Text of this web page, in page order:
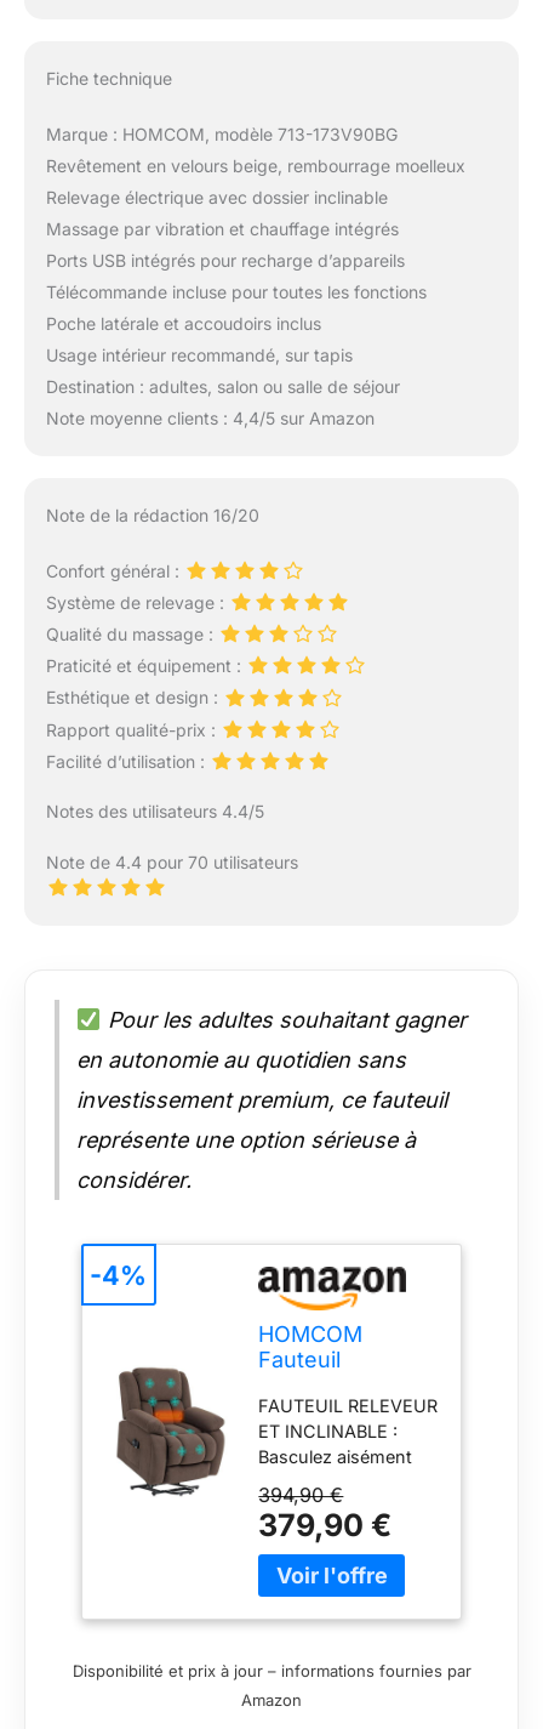
Fiche technique
Marque : HOMCOM, modèle 713-173V90BG
Revêtement en velours beige, rembourrage moelleux
Relevage électrique avec dossier inclinable
Massage par vibration et chauffage intégrés
Ports USB intégrés pour recharge d’appareils
Télécommande incluse pour toutes les fonctions
Poche latérale et accoudoirs inclus
Usage intérieur recommandé, sur tapis
Destination : adultes, salon ou salle de séjour
Note moyenne clients : 4,4/5 sur Amazon
Note de la rédaction 16/20
Confort général :
Système de relevage :
Qualité du massage :
Praticité et équipement :
Esthétique et design :
Rapport qualité-prix :
Facilité d’utilisation :
Notes des utilisateurs 4.4/5
Note de 4.4 pour 70 utilisateurs
Pour les adultes souhaitant gagner
en autonomie au quotidien sans
investissement premium, ce fauteuil
représente une option sérieuse à
considérer.
HOMCOM
Fauteuil
Électrique
Chauffage
Massage Relax
Marron
FAUTEUIL RELEVEUR
ET INCLINABLE :
Basculez aisément
presque debout
grâce à la fonction de
levage de ce fauteuil
releveur électrique.
télécommande, avec
chargement du
394,90 €
379,90 €
-4%
Disponibilité et prix à jour – informations fournies par
Amazon